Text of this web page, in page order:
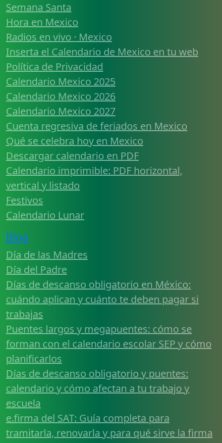
Semana Santa
Hora en Mexico
Radios en vivo · Mexico
Inserta el Calendario de Mexico en tu web
Política de Privacidad
Calendario Mexico 2025
Calendario Mexico 2026
Calendario Mexico 2027
Cuenta regresiva de feriados en Mexico
Qué se celebra hoy en Mexico
Descargar calendario en PDF
Calendario imprimible: PDF horizontal,
vertical y listado
Festivos
Calendario Lunar
Blog
Día de las Madres
Día del Padre
Días de descanso obligatorio en México:
cuándo aplican y cuánto te deben pagar si
trabajas
Puentes largos y megapuentes: cómo se
forman con el calendario escolar SEP y cómo
planificarlos
Días de descanso obligatorio y puentes:
calendario y cómo afectan a tu trabajo y
escuela
e.firma del SAT: Guía completa para
tramitarla, renovarla y para qué sirve la firma